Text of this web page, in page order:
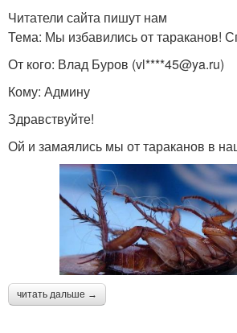
Читатели сайта пишут нам
Тема: Мы избавились от тараканов!
От кого: Влад Буров (vl****45@ya.ru)
Кому: Админу
Здравствуйте!
Ой и замаялись мы от тараканов в
читать дальше →